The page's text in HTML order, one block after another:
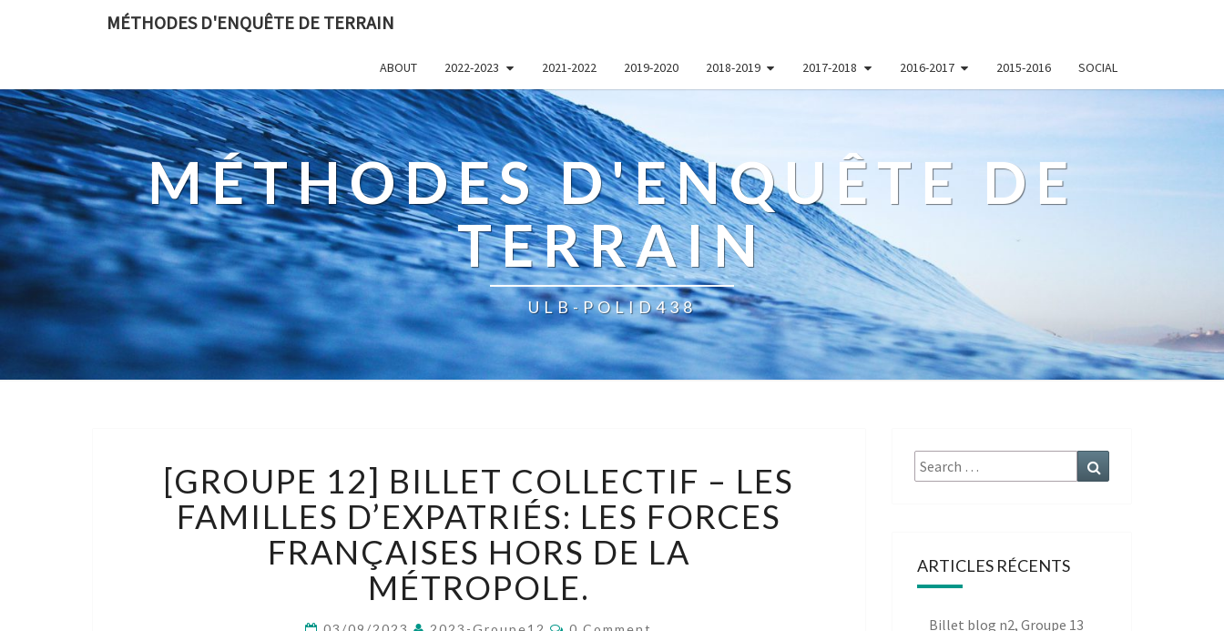
MÉTHODES D'ENQUÊTE DE TERRAIN
ABOUT 2022-2023 2021-2022 2019-2020 2018-2019 2017-2018 2016-2017 2015-2016 SOCIAL
MÉTHODES D'ENQUÊTE DE
TERRAIN
ULB-POLID438
12]
BILLET
COLLECTIF
LES
FAMILLES
[GROUPE 12] BILLET COLLECTIF – LES
FAMILLES D’EXPATRIÉS: LES FORCES
FRANÇAISES HORS DE LA
MÉTROPOLE.
Comments
Search
for:
ARTICLES RÉCENTS
Billet blog n2, Groupe 13